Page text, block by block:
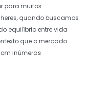
para muitos
quando buscamos
equilíbrio entre vida
que o mercado
inúmeras